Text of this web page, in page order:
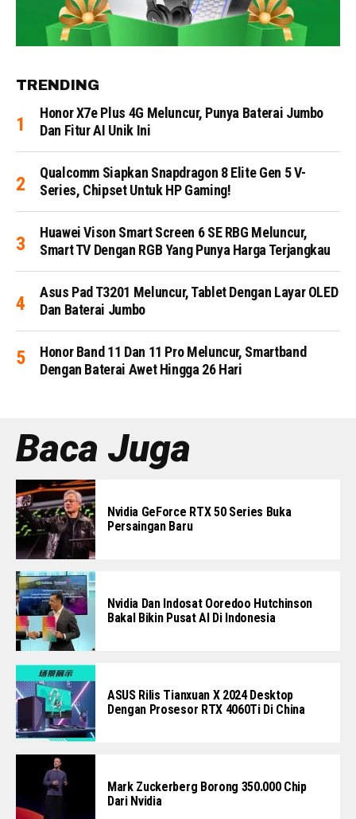
TRENDING
Honor X7e Plus 4G Meluncur, Punya Baterai Jumbo
Dan Fitur AI Unik Ini
Qualcomm Siapkan Snapdragon 8 Elite Gen 5 V-
Series, Chipset Untuk HP Gaming!
Huawei Vison Smart Screen 6 SE RBG Meluncur,
Smart TV Dengan RGB Yang Punya Harga Terjangkau
Asus Pad T3201 Meluncur, Tablet Dengan Layar OLED
Dan Baterai Jumbo
Honor Band 11 Dan 11 Pro Meluncur, Smartband
Dengan Baterai Awet Hingga 26 Hari
Baca Juga
Nvidia GeForce RTX 50 Series Buka
Persaingan Baru
Nvidia Dan Indosat Ooredoo Hutchinson
Bakal Bikin Pusat AI Di Indonesia
ASUS Rilis Tianxuan X 2024 Desktop
Dengan Prosesor RTX 4060Ti Di China
Mark Zuckerberg Borong 350.000 Chip
Dari Nvidia